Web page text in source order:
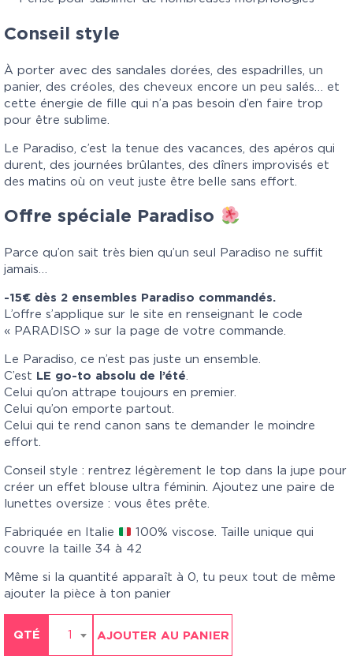
Conseil style
À porter avec des sandales dorées, des espadrilles, un
panier, des créoles, des cheveux encore un peu salés… et
cette énergie de fille qui n’a pas besoin d’en faire trop
pour être sublime.
Le Paradiso, c’est la tenue des vacances, des apéros qui
durent, des journées brûlantes, des dîners improvisés et
des matins où on veut juste être belle sans effort.
Offre spéciale Paradiso
Parce qu’on sait très bien qu’un seul Paradiso ne suffit
jamais…
-15€ dès 2 ensembles Paradiso commandés.
L’offre s’applique sur le site en renseignant le code
« PARADISO » sur la page de votre commande.
Le Paradiso, ce n’est pas juste un ensemble.
C’est LE go-to absolu de l’été.
Celui qu’on attrape toujours en premier.
Celui qu’on emporte partout.
Celui qui te rend canon sans te demander le moindre
effort.
Conseil style : rentrez légèrement le top dans la jupe pour
créer un effet blouse ultra féminin. Ajoutez une paire de
lunettes oversize : vous êtes prête.
Fabriquée en Italie
100% viscose. Taille unique qui
couvre la taille 34 à 42
Même si la quantité apparaît à 0, tu peux tout de même
ajouter la pièce à ton panier
QTÉ 1 AJOUTER AU PANIER